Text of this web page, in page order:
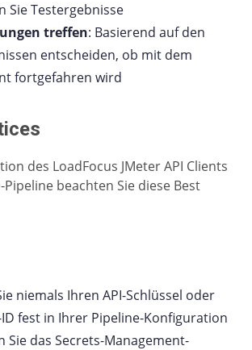
Sie Testergebnisse
treffen: Basierend auf den
entscheiden, ob mit dem
fortgefahren wird
des LoadFocus JMeter API Clients
beachten Sie diese Best
niemals Ihren API-Schlüssel oder
fest in Ihrer Pipeline-Konfiguration
Sie das Secrets-Management-